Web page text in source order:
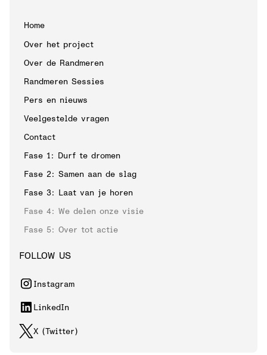
Home
Over het project
Over de Randmeren
Randmeren Sessies
Pers en nieuws
Veelgestelde vragen
Contact
Fase 1: Durf te dromen
Fase 2: Samen aan de slag
Fase 3: Laat van je horen
Fase 4: We delen onze visie
Fase 5: Over tot actie
FOLLOW US
Instagram
LinkedIn
X (Twitter)